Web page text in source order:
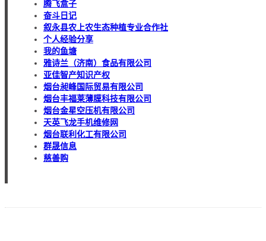
腾飞盒子
奋斗日记
叙永县农上农生态种植专业合作社
个人经验分享
我的鱼塘
雅诗兰（济南）食品有限公司
亚佳智产知识产权
烟台昶峰国际贸易有限公司
烟台丰福莱薄膜科技有限公司
烟台金星空压机有限公司
天英飞龙手机维修网
烟台联利化工有限公司
群晟信息
慈善购